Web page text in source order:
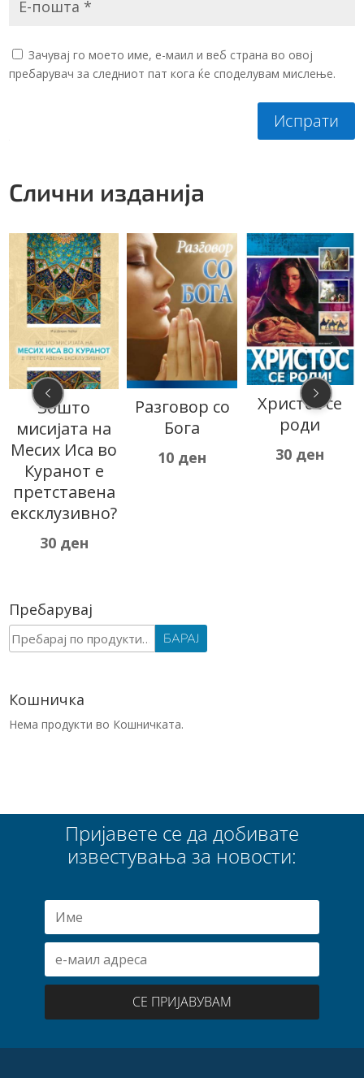
Зачувај го моето име, е-маил и веб страна во овој
пребарувач за следниот пат кога ќе споделувам мислење.
Испрати
Слични изданија
Зошто
мисијата на
Месих Иса во
Куранот е
претставена
ексклузивно?
30 ден
Разговор со
Бога
10 ден
Христос се
роди
30 ден
Пребарувај
Барај
за:
БАРАЈ
Кошничка
Нема продукти во Кошничката.
Пријавете се да добивате
известувања за новости:
СЕ ПРИЈАВУВАМ